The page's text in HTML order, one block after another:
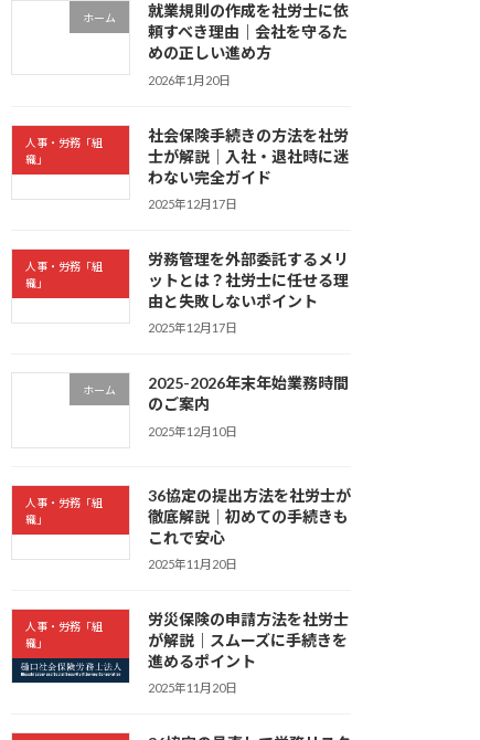
ホーム
就業規則の作成を社労士に依
頼すべき理由｜会社を守るた
めの正しい進め方
2026年1月20日
人事・労務「組
織」
社会保険手続きの方法を社労
士が解説｜入社・退社時に迷
わない完全ガイド
2025年12月17日
人事・労務「組
織」
労務管理を外部委託するメリ
ットとは？社労士に任せる理
由と失敗しないポイント
2025年12月17日
ホーム
2025-2026年末年始業務時間
のご案内
2025年12月10日
人事・労務「組
織」
36協定の提出方法を社労士が
徹底解説｜初めての手続きも
これで安心
2025年11月20日
人事・労務「組
織」
労災保険の申請方法を社労士
が解説｜スムーズに手続きを
進めるポイント
2025年11月20日